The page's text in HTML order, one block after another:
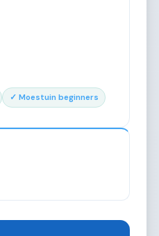
✓ Moestuin beginners